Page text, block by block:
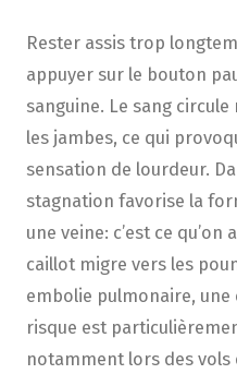
Rester assis trop
appuyer sur le bouton
sanguine. Le sang
les jambes, ce qui
sensation de lourdeur.
stagnation favorise la
une veine: c’est ce
caillot migre vers les
embolie pulmonaire, une
risque est
notamment lors des vols